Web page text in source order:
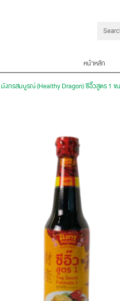
หน้าหลัก
มังกรสมบูรณ์ (Healthy Dragon) ซีอิ๊วสูตร 1 ข